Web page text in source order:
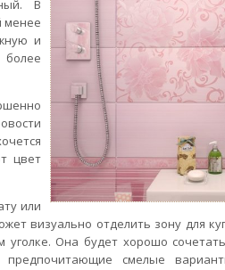
В
менее
и
цвет
или
визуально отделить зону для
уголке. Она будет хорошо
предпочитающие смелые